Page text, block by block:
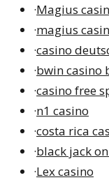
·Magius
·magius
·casino
·bwin casino
·casino free
·n1 casino
·costa rica
·black jack
·Lex casino